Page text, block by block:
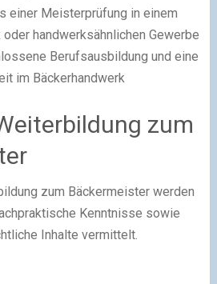
einer Meisterprüfung in einem
handwerksähnlichen Gewerbe
Berufsausbildung und eine
im Bäckerhandwerk
zum
zum Bäckermeister werden
Kenntnisse sowie
Inhalte vermittelt.